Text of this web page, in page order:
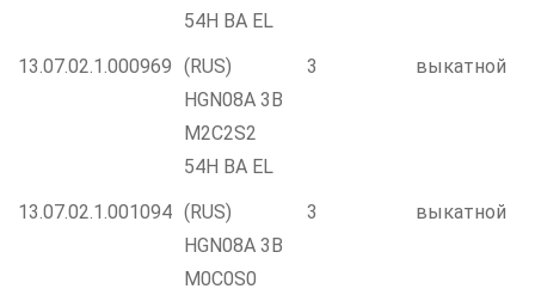
54H BA EL
13.07.02.1.000969 (RUS)
HGN08A 3B
M2C2S2
54H BA EL
3 выкатной
13.07.02.1.001094 (RUS)
HGN08A 3B
M0C0S0
3 выкатной